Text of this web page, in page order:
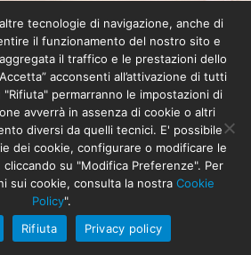
tecnologie di navigazione, anche di
il funzionamento del nostro sito e
il traffico e le prestazioni dello
acconsenti all’attivazione di tutti
"Rifiuta" permarranno le impostazioni di
avverrà in assenza di cookie o altri
diversi da quelli tecnici. E' possibile
dei cookie, configurare o modificare le
su "Modifica Preferenze". Per
sui cookie, consulta la nostra Cookie
Policy".
Rifiuta Privacy policy